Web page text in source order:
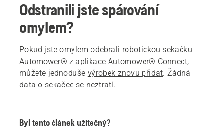
Odstranili jste spárování
omylem?
Pokud jste omylem odebrali robotickou sekačku
Automower® z aplikace Automower® Connect,
můžete jednoduše výrobek znovu přidat. Žádná
data o sekačce se neztratí.
Byl tento článek užitečný?